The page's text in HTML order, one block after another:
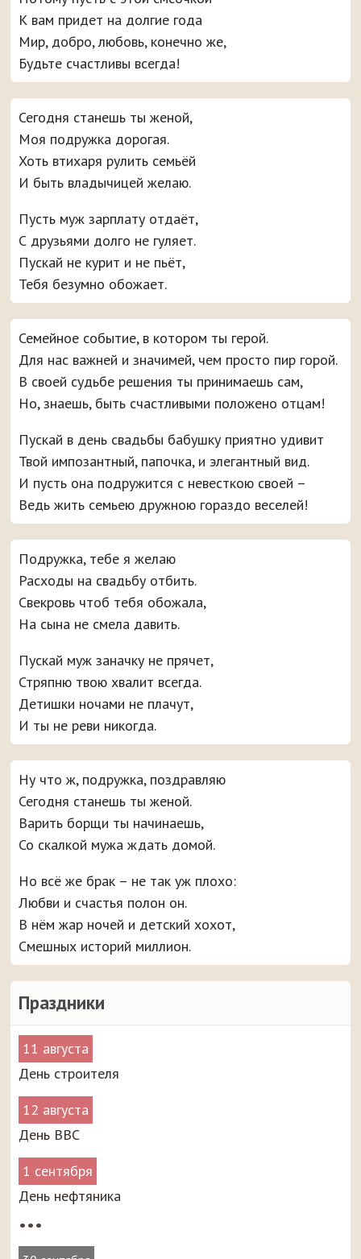
Праздники
11 августа
День строителя
12 августа
День ВВС
1 сентября
День нефтяника
•••
К вам придет на долгие года
Мир, добро, любовь, конечно же,
Будьте счастливы всегда!
Сегодня станешь ты женой,
Моя подружка дорогая.
Хоть втихаря рулить семьёй
И быть владычицей желаю.
Пусть муж зарплату отдаёт,
С друзьями долго не гуляет.
Пускай не курит и не пьёт,
Тебя безумно обожает.
Семейное событие, в котором ты герой.
Для нас важней и значимей, чем просто пир горой.
В своей судьбе решения ты принимаешь сам,
Но, знаешь, быть счастливыми положено отцам!
Пускай в день свадьбы бабушку приятно удивит
Твой импозантный, папочка, и элегантный вид.
И пусть она подружится с невесткою своей –
Ведь жить семьею дружною гораздо веселей!
Подружка, тебе я желаю
Расходы на свадьбу отбить.
Свекровь чтоб тебя обожала,
На сына не смела давить.
Пускай муж заначку не прячет,
Стряпню твою хвалит всегда.
Детишки ночами не плачут,
И ты не реви никогда.
Ну что ж, подружка, поздравляю
Сегодня станешь ты женой.
Варить борщи ты начинаешь,
Со скалкой мужа ждать домой.
Но всё же брак – не так уж плохо:
Любви и счастья полон он.
В нём жар ночей и детский хохот,
Смешных историй миллион.